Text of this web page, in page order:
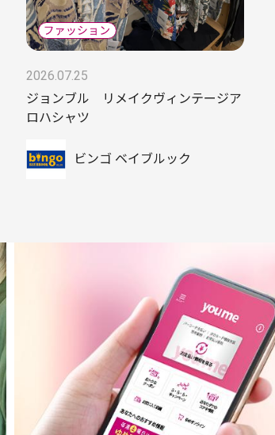
2026.07.25
ジョンブル リメイクヴィンテージア
ロハシャツ
ビンゴ ベイブルック